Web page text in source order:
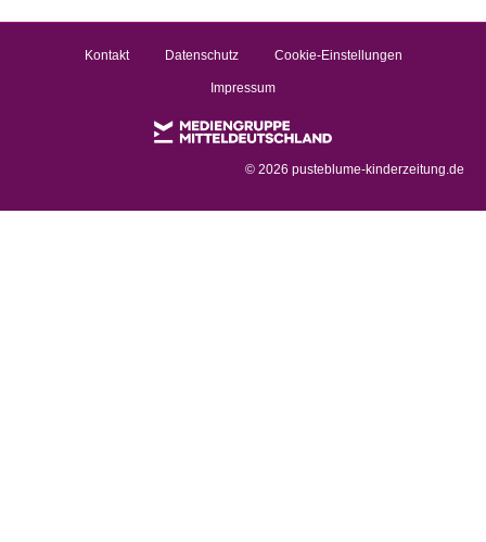
Kontakt Datenschutz Cookie-Einstellungen
Impressum
© 2026 pusteblume-kinderzeitung.de